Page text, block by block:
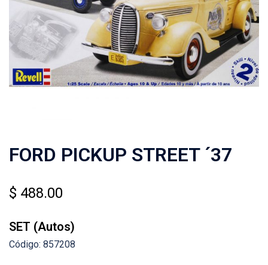
FORD PICKUP STREET ´37
$ 488.00
SET (Autos)
Código: 857208